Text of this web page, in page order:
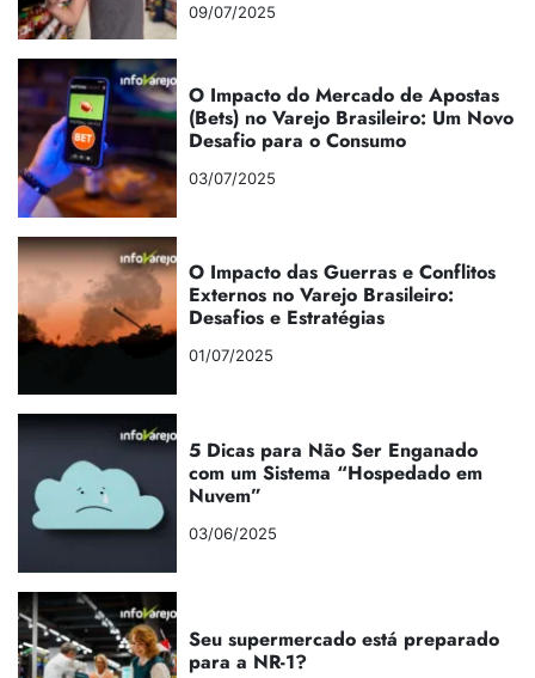
09/07/2025
O Impacto do Mercado de Apostas
(Bets) no Varejo Brasileiro: Um Novo
Desafio para o Consumo
03/07/2025
O Impacto das Guerras e Conflitos
Externos no Varejo Brasileiro:
Desafios e Estratégias
01/07/2025
5 Dicas para Não Ser Enganado
com um Sistema “Hospedado em
Nuvem”
03/06/2025
Seu supermercado está preparado
para a NR-1?